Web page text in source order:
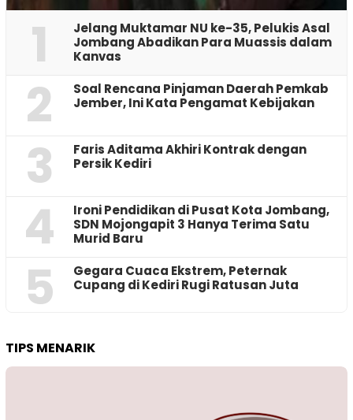
1
Jelang Muktamar NU ke-35, Pelukis Asal
Jombang Abadikan Para Muassis dalam
Kanvas
2
‎Soal Rencana Pinjaman Daerah Pemkab
Jember, Ini Kata Pengamat Kebijakan ‎
3
Faris Aditama Akhiri Kontrak dengan
Persik Kediri
4
Ironi Pendidikan di Pusat Kota Jombang,
SDN Mojongapit 3 Hanya Terima Satu
Murid Baru
5
‎Gegara Cuaca Ekstrem, Peternak
Cupang di Kediri Rugi Ratusan Juta
TIPS MENARIK